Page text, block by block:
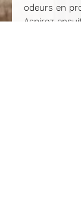
odeurs en
Aspirez